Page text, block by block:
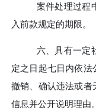
案件处理过程
入前款规定的期限。
六、具有一定
定之日起七日内依法
撤销、确认违法或者
信息并公开说明理由。